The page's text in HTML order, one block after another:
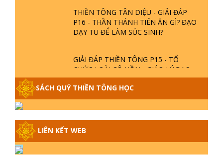
THIỀN TÔNG TÂN DIỆU - GIẢI ĐÁP
P16 - THẦN THÁNH TIÊN ĂN GÌ? ĐẠO
DẠY TU ĐỂ LÀM SÚC SINH?
GIẢI ĐÁP THIỀN TÔNG P15 - TỔ
CHỨC LOÀI CÔ HỒN - GIÁO LÝ ĐẠO
PHẬT KHI NÀO XUẤT BẢN
ĐÂU
SÁCH QUÝ THIỀN TÔNG HỌC
LIÊN KẾT WEB